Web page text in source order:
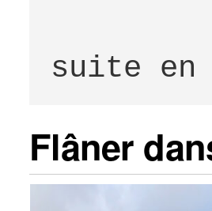
suite en
Flâner